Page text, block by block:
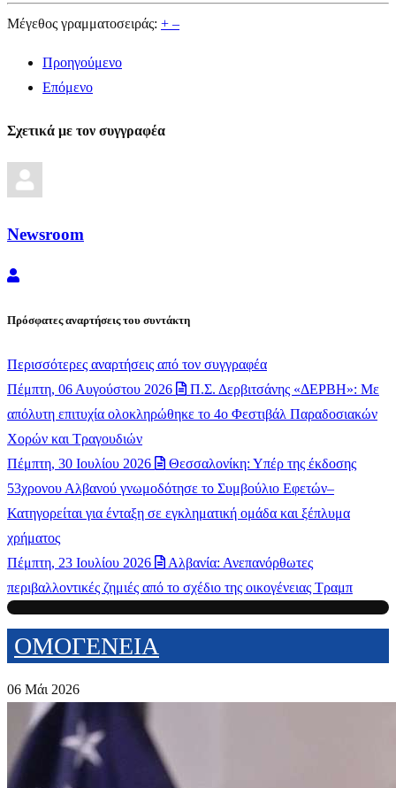
Μέγεθος γραμματοσειράς: + –
Προηγούμενο
Επόμενο
Σχετικά με τον συγγραφέα
Newsroom
Newsroom
Πρόσφατες αναρτήσεις του συντάκτη
Περισσότερες αναρτήσεις από τον συγγραφέα
Πέμπτη, 06 Αυγούστου 2026
Π.Σ. Δερβιτσάνης «ΔΕΡΒΗ»: Με
απόλυτη επιτυχία ολοκληρώθηκε το 4ο Φεστιβάλ Παραδοσιακών
Χορών και Τραγουδιών
Πέμπτη, 30 Ιουλίου 2026
Θεσσαλονίκη: Υπέρ της έκδοσης
53χρονου Αλβανού γνωμοδότησε το Συμβούλιο Εφετών–
Κατηγορείται για ένταξη σε εγκληματική ομάδα και ξέπλυμα
χρήματος
Πέμπτη, 23 Ιουλίου 2026
Αλβανία: Ανεπανόρθωτες
περιβαλλοντικές ζημιές από το σχέδιο της οικογένειας Τραμπ
ΟΜΟΓΕΝΕΙΑ
06 Μάι 2026